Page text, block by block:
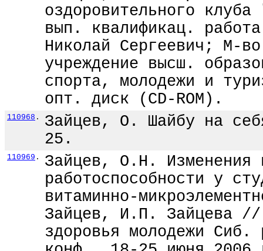
оздоровительного
вып. квалификац.
Николай Сергеевич; М-
учреждение высш.
спорта, молодежи и
опт. диск (CD-ROM).
110968 .
Зайцев, О. Шайбу на
25.
110969 .
Зайцев, О.Н. Изменения
работоспособности у
витаминно-
Зайцев, И.П. Зайцева //
здоровья молодежи